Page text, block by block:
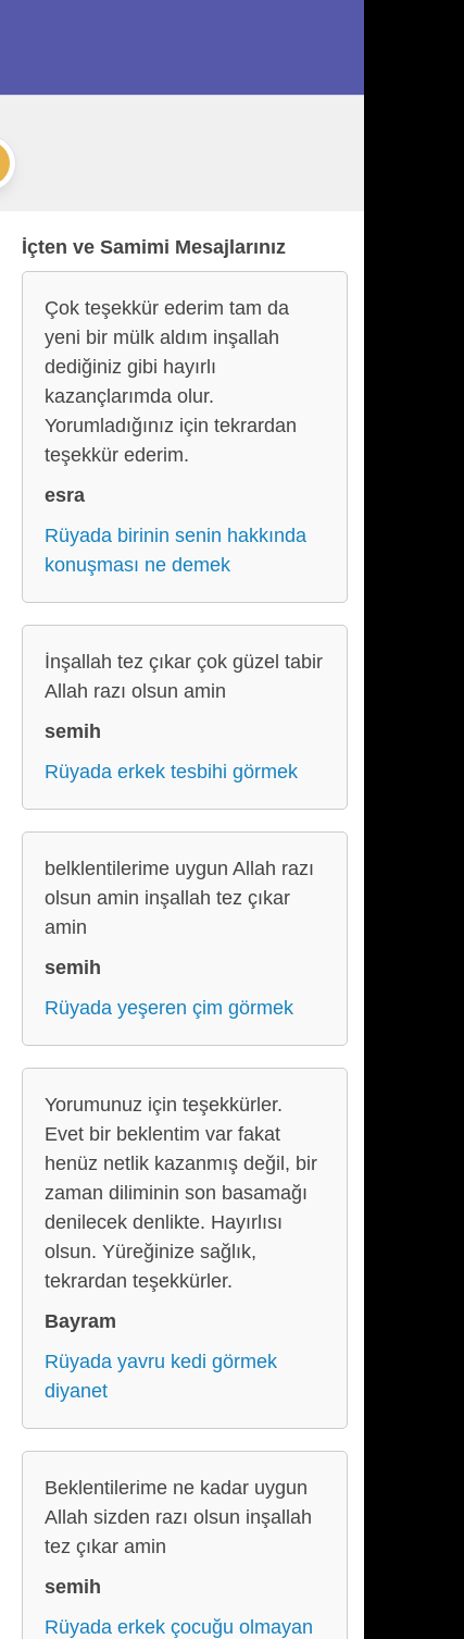
İçten ve Samimi Mesajlarınız
Çok teşekkür ederim tam da
yeni bir mülk aldım inşallah
dediğiniz gibi hayırlı
kazançlarımda olur.
Yorumladığınız için tekrardan
teşekkür ederim.
esra
Rüyada birinin senin hakkında
konuşması ne demek
İnşallah tez çıkar çok güzel tabir
Allah razı olsun amin
semih
Rüyada erkek tesbihi görmek
belklentilerime uygun Allah razı
olsun amin inşallah tez çıkar
amin
semih
Rüyada yeşeren çim görmek
Yorumunuz için teşekkürler.
Evet bir beklentim var fakat
henüz netlik kazanmış değil, bir
zaman diliminin son basamağı
denilecek denlikte. Hayırlısı
olsun. Yüreğinize sağlık,
tekrardan teşekkürler.
Bayram
Rüyada yavru kedi görmek
diyanet
Beklentilerime ne kadar uygun
Allah sizden razı olsun inşallah
tez çıkar amin
semih
Rüyada erkek çocuğu olmayan